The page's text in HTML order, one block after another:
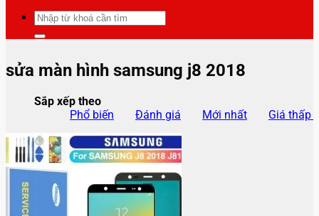
Tìm
kiếm:
sửa màn hình samsung j8 2018
Sắp xếp theo
Phổ biến
Đánh giá Mới nhất Giá thấp